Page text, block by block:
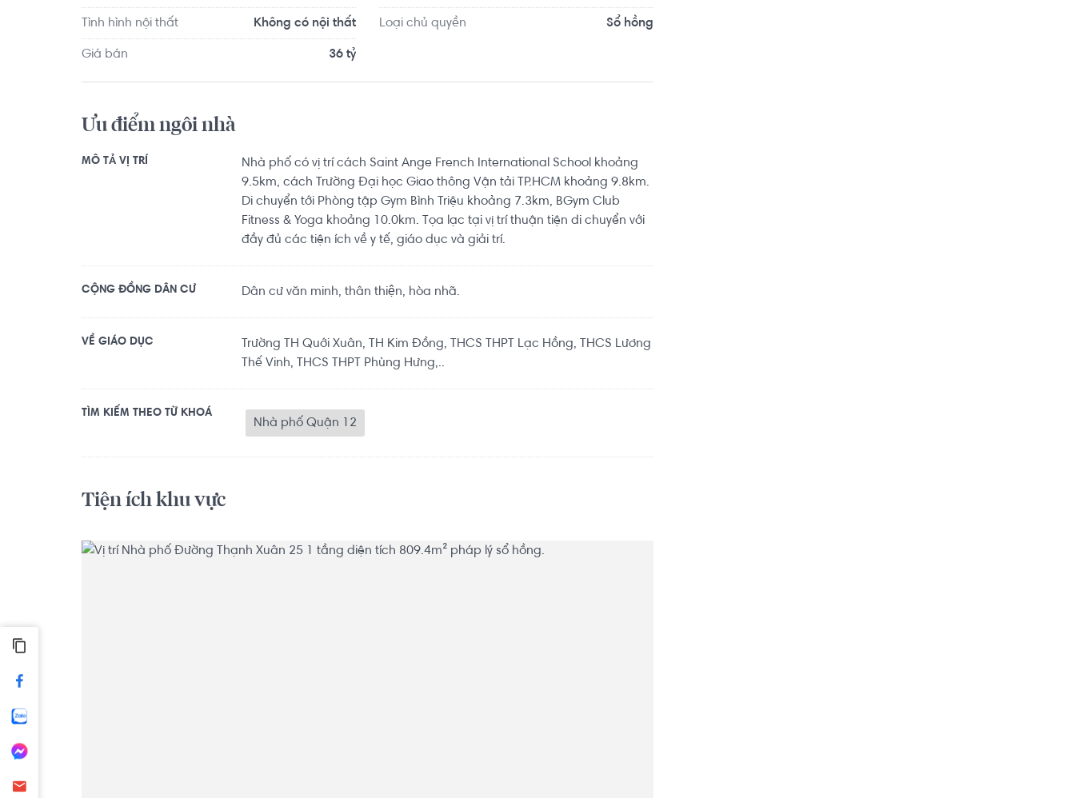
Tình hình nội thất Không có nội thất Loại chủ quyền Sổ hồng
Giá bán 36 tỷ
Ưu điểm ngôi nhà
MÔ TẢ VỊ TRÍ
Nhà phố có vị trí cách Saint Ange French International School khoảng
9.5km, cách Trường Đại học Giao thông Vận tải TP.HCM khoảng 9.8km.
Di chuyển tới Phòng tập Gym Bình Triệu khoảng 7.3km, BGym Club
Fitness & Yoga khoảng 10.0km. Tọa lạc tại vị trí thuận tiện di chuyển với
đầy đủ các tiện ích về y tế, giáo dục và giải trí.
CỘNG ĐỒNG DÂN CƯ Dân cư văn minh, thân thiện, hòa nhã.
VỀ GIÁO DỤC
Trường TH Quới Xuân, TH Kim Đồng, THCS THPT Lạc Hồng, THCS Lương
Thế Vinh, THCS THPT Phùng Hưng,..
TÌM KIẾM THEO TỪ KHOÁ
Nhà phố Quận 12
Tiện ích khu vực